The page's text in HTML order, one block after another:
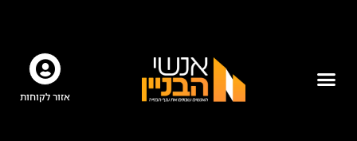
אזור לקוחות